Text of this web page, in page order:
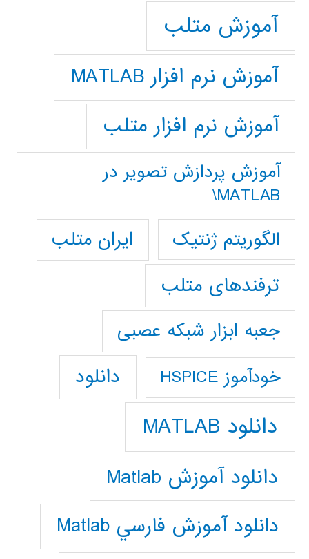
آموزش متلب
آموزش نرم افزار MATLAB
آموزش نرم افزار متلب
آموزش پردازش تصوير در
MATLAB\
الگوریتم ژنتیک
ایران متلب
ترفندهای متلب
جعبه ابزار شبکه عصبی
خودآموز HSPICE دانلود
دانلود MATLAB
دانلود آموزش Matlab
دانلود آموزش فارسي Matlab